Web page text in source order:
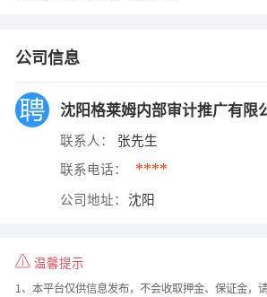
公司信息
沈阳格莱姆内部审计推广有限
联系人： 张先生
联系电话： ****
公司地址： 沈阳
温馨提示
1、本平台仅供信息发布，不会收取押金、保证金，